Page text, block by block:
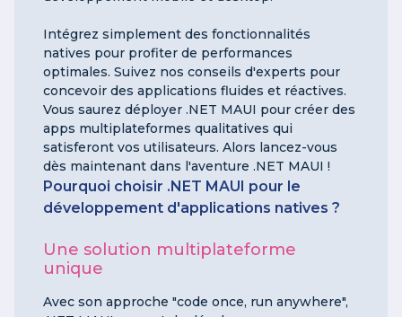
Intégrez simplement des fonctionnalités
natives pour profiter de performances
optimales. Suivez nos conseils d'experts pour
concevoir des applications fluides et réactives.
Vous saurez déployer .NET MAUI pour créer des
apps multiplateformes qualitatives qui
satisferont vos utilisateurs. Alors lancez-vous
dès maintenant dans l'aventure .NET MAUI !
Pourquoi choisir .NET MAUI pour le
développement d'applications natives ?
Une solution multiplateforme
unique
Avec son approche "code once, run anywhere",